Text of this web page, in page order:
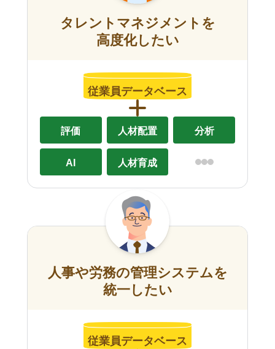
タレントマネジメントを
高度化したい
従業員データベース
評価 人材配置 分析
AI 人材育成
人事や労務の管理システムを
統一したい
従業員データベース